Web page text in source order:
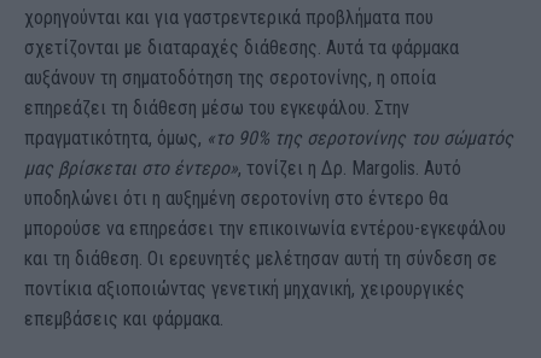
χορηγούνται και για γαστρεντερικά προβλήματα που
σχετίζονται με διαταραχές διάθεσης. Αυτά τα φάρμακα
αυξάνουν τη σηματοδότηση της σεροτονίνης, η οποία
επηρεάζει τη διάθεση μέσω του εγκεφάλου. Στην
πραγματικότητα, όμως, «το 90% της σεροτονίνης του σώματός
μας βρίσκεται στο έντερο», τονίζει η Δρ. Margolis. Αυτό
υποδηλώνει ότι η αυξημένη σεροτονίνη στο έντερο θα
μπορούσε να επηρεάσει την επικοινωνία εντέρου-εγκεφάλου
και τη διάθεση. Οι ερευνητές μελέτησαν αυτή τη σύνδεση σε
ποντίκια αξιοποιώντας γενετική μηχανική, χειρουργικές
επεμβάσεις και φάρμακα.